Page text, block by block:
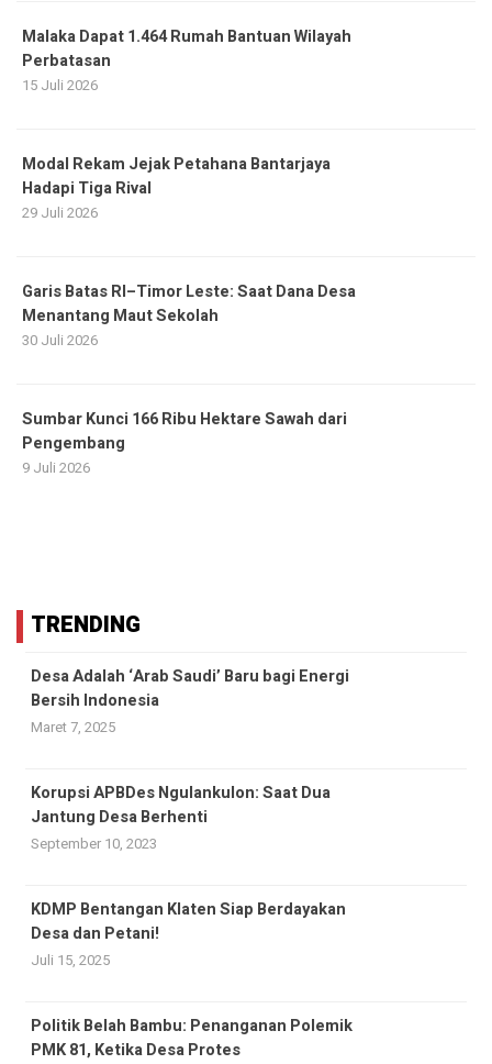
Malaka Dapat 1.464 Rumah Bantuan Wilayah
Perbatasan
15 Juli 2026
Modal Rekam Jejak Petahana Bantarjaya
Hadapi Tiga Rival
29 Juli 2026
Garis Batas RI–Timor Leste: Saat Dana Desa
Menantang Maut Sekolah
30 Juli 2026
Sumbar Kunci 166 Ribu Hektare Sawah dari
Pengembang
9 Juli 2026
TRENDING
Desa Adalah ‘Arab Saudi’ Baru bagi Energi
Bersih Indonesia
Maret 7, 2025
Korupsi APBDes Ngulankulon: Saat Dua
Jantung Desa Berhenti
September 10, 2023
KDMP Bentangan Klaten Siap Berdayakan
Desa dan Petani!
Juli 15, 2025
Politik Belah Bambu: Penanganan Polemik
PMK 81, Ketika Desa Protes